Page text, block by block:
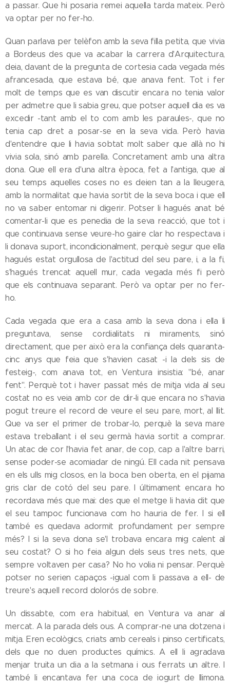
a passar. Que hi posaria remei aquella tarda mateix. Però
va optar per no fer-ho.
Quan parlava per telèfon amb la seva filla petita, que vivia
a Bordeus des que va acabar la carrera d'Arquitectura,
deia, davant de la pregunta de cortesia cada vegada més
afrancesada, que estava bé, que anava fent. Tot i fer
molt de temps que es van discutir encara no tenia valor
per admetre que li sabia greu, que potser aquell dia es va
excedir -tant amb el to com amb les paraules-, que no
tenia cap dret a posar-se en la seva vida. Però havia
d'entendre que li havia sobtat molt saber que allà no hi
vivia sola, sinó amb parella. Concretament amb una altra
dona. Que ell era d'una altra època, fet a l'antiga, que al
seu temps aquelles coses no es deien tan a la lleugera,
amb la normalitat que havia sortit de la seva boca i que ell
no va saber entomar ni digerir. Potser li hagués anat bé
comentar-li que es penedia de la seva reacció, que tot i
que continuava sense veure-ho gaire clar ho respectava i
li donava suport, incondicionalment, perquè segur que ella
hagués estat orgullosa de l'actitud del seu pare, i, a la fi,
s'hagués trencat aquell mur, cada vegada més fi però
que els continuava separant. Però va optar per no fer-
ho.
Cada vegada que era a casa amb la seva dona i ella li
preguntava, sense cordialitats ni miraments, sinó
directament, que per això era la confiança dels quaranta-
cinc anys que feia que s'havien casat -i la dels sis de
festeig-, com anava tot, en Ventura insistia: "bé, anar
fent". Perquè tot i haver passat més de mitja vida al seu
costat no es veia amb cor de dir-li que encara no s'havia
pogut treure el record de veure el seu pare, mort, al llit.
Que va ser el primer de trobar-lo, perquè la seva mare
estava treballant i el seu germà havia sortit a comprar.
Un atac de cor l'havia fet anar, de cop, cap a l'altre barri,
sense poder-se acomiadar de ningú. Ell cada nit pensava
en els ulls mig closos, en la boca ben oberta, en el pijama
gris clar de cotó del seu pare. I últimament encara ho
recordava més que mai: des que el metge li havia dit que
el seu tampoc funcionava com ho hauria de fer. I si ell
també es quedava adormit profundament per sempre
més? I si la seva dona se'l trobava encara mig calent al
seu costat? O si ho feia algun dels seus tres nets, que
sempre voltaven per casa? No ho volia ni pensar. Perquè
potser no serien capaços -igual com li passava a ell- de
treure's aquell record dolorós de sobre.
Un dissabte, com era habitual, en Ventura va anar al
mercat. A la parada dels ous. A comprar-ne una dotzena i
mitja. Eren ecològics, criats amb cereals i pinso certificats,
dels que no duen productes químics. A ell li agradava
menjar truita un dia a la setmana i ous ferrats un altre. I
també li encantava fer una coca de iogurt de llimona.